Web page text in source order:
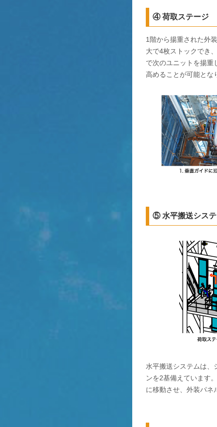
④ 荷取ステージ
1階から揚重された外
大で4枚ストックでき
で次のユニットを揚重
高めることが可能とな
⑤ 水平搬送シス
水平搬送システムは、
ンを2基備えています
に移動させ、外装パネ